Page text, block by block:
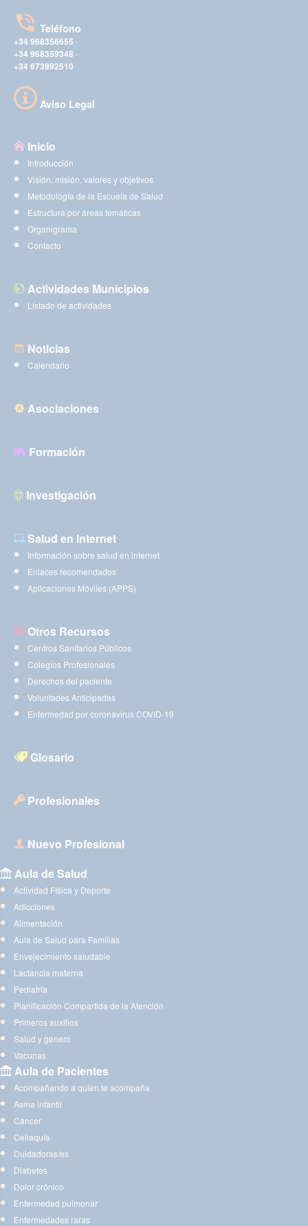
Teléfono
+34 968356655 -
+34 968359348 -
+34 673992510
Aviso Legal
Inicio
Introducción
Visión, misión, valores y objetivos
Metodología de la Escuela de Salud
Estructura por áreas temáticas
Organigrama
Contacto
Actividades Municipios
Listado de actividades
Noticias
Calendario
Asociaciones
Formación
Investigación
Salud en Internet
Información sobre salud en internet
Enlaces recomendados
Aplicaciones Móviles (APPS)
Otros Recursos
Centros Sanitarios Públicos
Colegios Profesionales
Derechos del paciente
Voluntades Anticipadas
Enfermedad por coronavirus COVID-19
Glosario
Profesionales
Nuevo Profesional
Aula de Salud
Actividad Física y Deporte
Adicciones
Alimentación
Aula de Salud para Familias
Envejecimiento saludable
Lactancia materna
Pediatría
Planificación Compartida de la Atención
Primeros auxilios
Salud y género
Vacunas
Aula de Pacientes
Acompañando a quien te acompaña
Asma infantil
Cáncer
Celiaquía
Cuidadoras/es
Diabetes
Dolor crónico
Enfermedad pulmonar
Enfermedades raras